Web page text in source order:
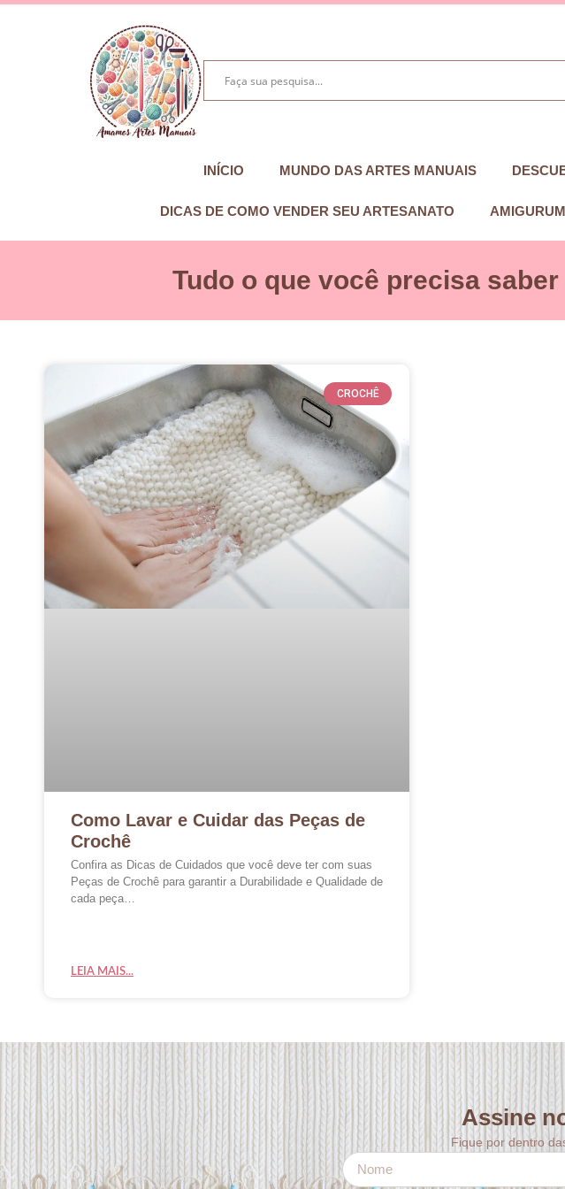
INÍCIO MUNDO DAS ARTES MANUAIS
DICAS DE COMO VENDER SEU ARTESANATO
Tudo o que você precisa
CROCHÊ
Como Lavar e Cuidar das Peças de
Crochê
Confira as Dicas de Cuidados que você deve ter com suas
Peças de Crochê para garantir a Durabilidade e Qualidade de
cada peça…
LEIA MAIS...
Assine
Fique por dentro